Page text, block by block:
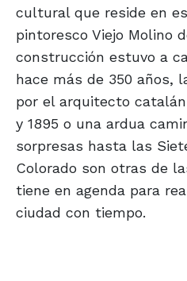
cultural que reside en
pintoresco Viejo Molino
construcción estuvo a
hace más de 350 años,
por el arquitecto
y 1895 o una ardua
sorpresas hasta las
Colorado son otras de
tiene en agenda para
ciudad con tiempo.